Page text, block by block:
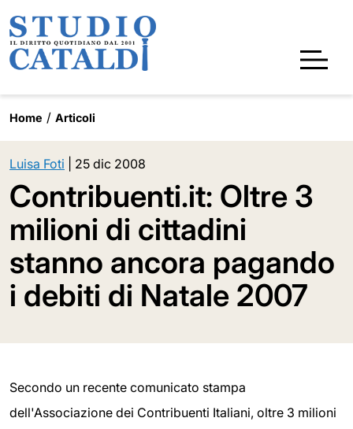
Home Articoli
Luisa Foti 25 dic 2008
Contribuenti.it: Oltre 3
milioni di cittadini
stanno ancora pagando
i debiti di Natale 2007
Secondo un recente comunicato stampa
dell'Associazione dei Contribuenti Italiani, oltre 3 milioni